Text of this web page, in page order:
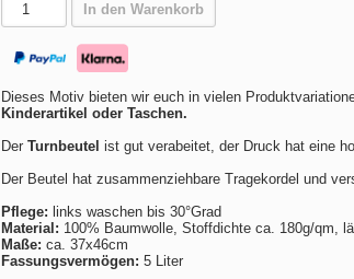
In den Warenkorb
Dieses Motiv bieten wir euch in vielen
Kinderartikel oder Taschen.
Der Turnbeutel ist gut verabeitet, der Druck hat eine
Der Beutel hat zusammenziehbare Tragekordel und
Pflege: links waschen bis 30°Grad
Material: 100% Baumwolle, Stoffdichte ca. 180g/qm,
Maße: ca. 37x46cm
Fassungsvermögen: 5 Liter